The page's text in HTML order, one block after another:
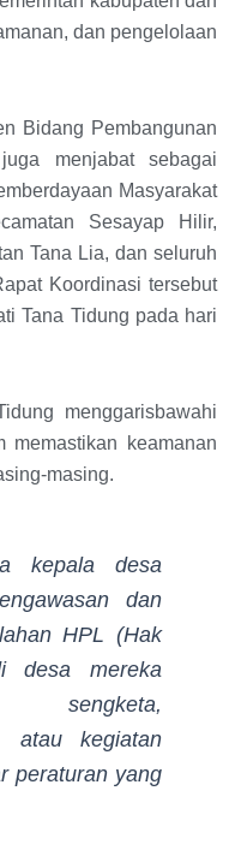
dan pengelolaan
Bidang Pembangunan
menjabat sebagai
Masyarakat
Sesayap Hilir,
Tana Lia, dan seluruh
Koordinasi tersebut
Tana Tidung pada hari
menggarisbawahi
keamanan
masing.
kepala desa
dan
HPL (Hak
desa mereka
sengketa,
atau kegiatan
peraturan yang